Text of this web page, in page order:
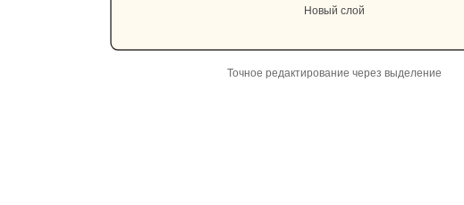
Новый слой
Точное редактирование через выделение